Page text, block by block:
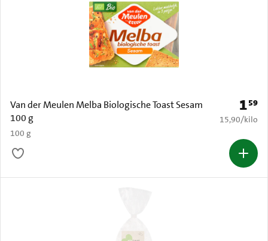
Van der Meulen Melba Biologische Toast Sesam
100 g
100 g
Prijs:
159
€ 15,90 per
15,90/kilo